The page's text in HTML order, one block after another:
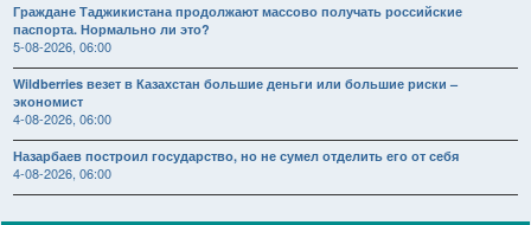
Граждане Таджикистана продолжают массово получать российские
паспорта. Нормально ли это?
5-08-2026, 06:00
Wildberries везет в Казахстан большие деньги или большие риски –
экономист
4-08-2026, 06:00
Назарбаев построил государство, но не сумел отделить его от себя
4-08-2026, 06:00